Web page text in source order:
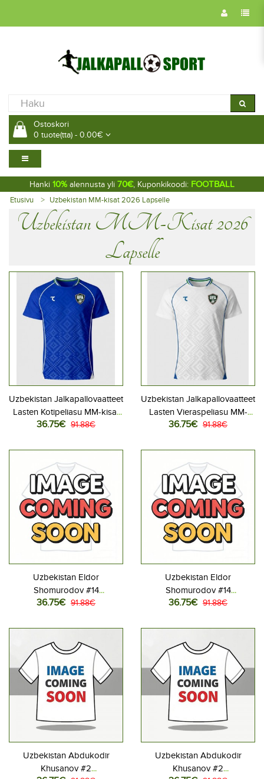
Ostoskori
0 tuote(tta) - 0.00€
Hanki 10% alennusta yli 70€, Kuponkikoodi: FOOTBALL
Etusivu Uzbekistan MM-kisat 2026 Lapselle
Uzbekistan MM-Kisat 2026
Lapselle
Uzbekistan Jalkapallovaatteet
Lasten Kotipeliasu MM-kisat
2026 Lyhythihainen (+ Lyhyet
36.75€ 91.88€
Uzbekistan Jalkapallovaatteet
Lasten Vieraspeliasu MM-
kisat 2026 Lyhythihainen (+
36.75€ 91.88€
Uzbekistan Eldor
Shomurodov #14
Jalkapallovaatteet Lasten
Lyhythihainen (+ Lyhyet
housut)
36.75€ 91.88€
Uzbekistan Eldor
Shomurodov #14
Jalkapallovaatteet Lasten
Lyhythihainen (+ Lyhyet
housut)
36.75€ 91.88€
Uzbekistan Abdukodir
Khusanov #2
Uzbekistan Abdukodir
Khusanov #2